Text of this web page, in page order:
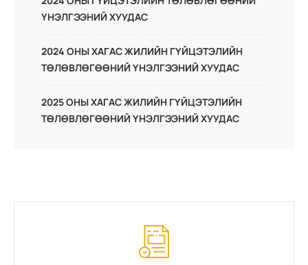
ҮНЭЛГЭЭНИЙ ХУУДАС
2024 ОНЫ ХАГАС ЖИЛИЙН ГҮЙЦЭТЭЛИЙН
ТӨЛӨВЛӨГӨӨНИЙ ҮНЭЛГЭЭНИЙ ХУУДАС
2025 ОНЫ ХАГАС ЖИЛИЙН ГҮЙЦЭТЭЛИЙН
ТӨЛӨВЛӨГӨӨНИЙ ҮНЭЛГЭЭНИЙ ХУУДАС